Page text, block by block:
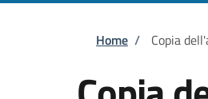
Briciole
Home / Copia